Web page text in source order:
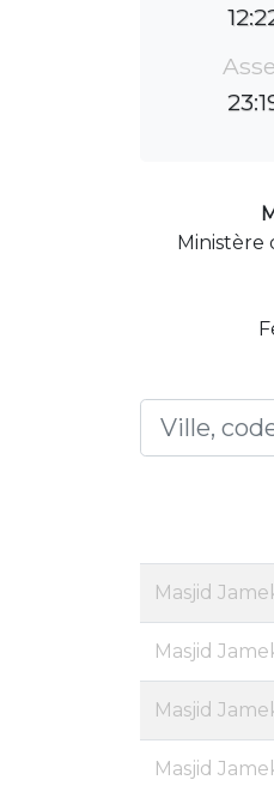
Ministère
Masjid
Masjid
Masjid
Masjid